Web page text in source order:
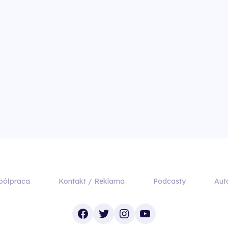
Kontakt / Reklama Podcasty
Facebook
TwitterInstagram
YouTube